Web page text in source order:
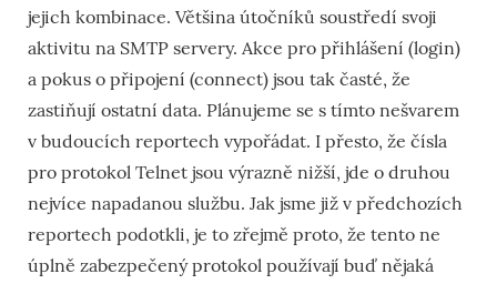
jejich kombinace. Většina útočníků soustředí svoji
aktivitu na SMTP servery. Akce pro přihlášení (login)
a pokus o připojení (connect) jsou tak časté, že
zastiňují ostatní data. Plánujeme se s tímto nešvarem
v budoucích reportech vypořádat. I přesto, že čísla
pro protokol Telnet jsou výrazně nižší, jde o druhou
nejvíce napadanou službu. Jak jsme již v předchozích
reportech podotkli, je to zřejmě proto, že tento ne
úplně zabezpečený protokol používají buď nějaká